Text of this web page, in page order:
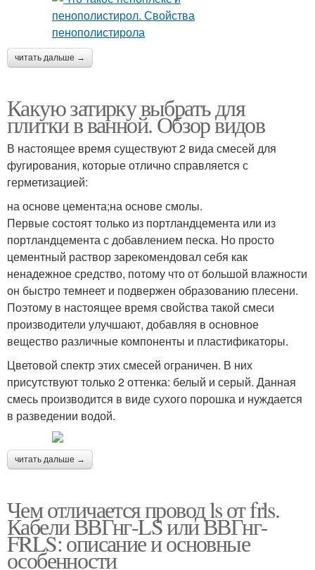
читать дальше →
Какую затирку выбрать для
плитки в ванной. Обзор видов
В настоящее время существуют 2 вида смесей для
фугирования, которые отлично справляется с
герметизацией:
на основе цемента;на основе смолы.
Первые состоят только из портландцемента или из
портландцемента с добавлением песка. Но просто
цементный раствор зарекомендовал себя как
ненадежное средство, потому что от большой влажности
он быстро темнеет и подвержен образованию плесени.
Поэтому в настоящее время свойства такой смеси
производители улучшают, добавляя в основное
вещество различные компоненты и пластификаторы.
Цветовой спектр этих смесей ограничен. В них
присутствуют только 2 оттенка: белый и серый. Данная
смесь производится в виде сухого порошка и нуждается
в разведении водой.
читать дальше →
Чем отличается провод ls от frls.
Кабели ВВГнг-LS или ВВГнг-
FRLS: описание и основные
особенности